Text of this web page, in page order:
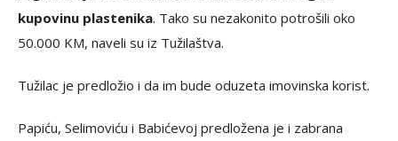
kupovinu plastenika. Tako su nezakonito potrošili oko
50.000 KM, naveli su iz Tužilaštva.
Tužilac je predložio i da im bude oduzeta imovinska korist.
Papiću, Selimoviću i Babićevoj predložena je i zabrana